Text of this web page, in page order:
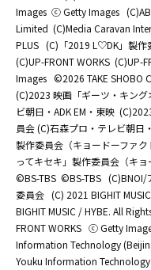
Images ⓒ Getty Images
Limited (C)Media Caravan
PLUS (C)「2019 L♡DK」製作
(C)UP-FRONT WORKS (C)UP-
Images ©2026 TAKE SHOBO
(C)2023 映画「ギーツ・キン
ビ朝日・ADK EM・東映
員会 (C)石森プロ・テレビ朝日
製作委員会（キョードーファク
ってキセキ」製作委員会（キョ
©BS-TBS ©BS-TBS (C)BNOI/
委員会 (C) 2021 BIGHIT
BIGHIT MUSIC / HYBE. All
FRONT WORKS ⓒ Getty
Information Technology
Youku Information